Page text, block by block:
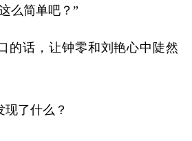
么简单吧？”
的话，让钟零和刘艳心中陡然
了什么？